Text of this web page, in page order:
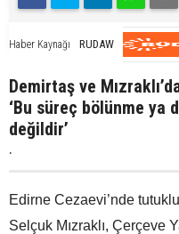
Haber Kaynağı RUDAW
Demirtaş ve
‘Bu süreç bölünme ya
değildir’
.
Edirne Cezaevi’nde
Selçuk Mızraklı, Çerçeve